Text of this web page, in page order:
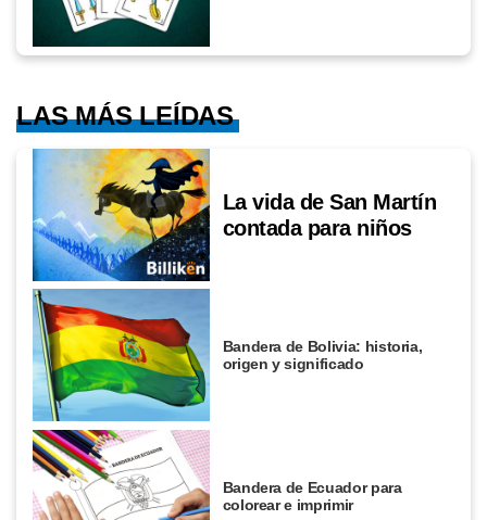
LAS MÁS LEÍDAS
La vida de San Martín
contada para niños
Bandera de Bolivia: historia,
origen y significado
Bandera de Ecuador para
colorear e imprimir